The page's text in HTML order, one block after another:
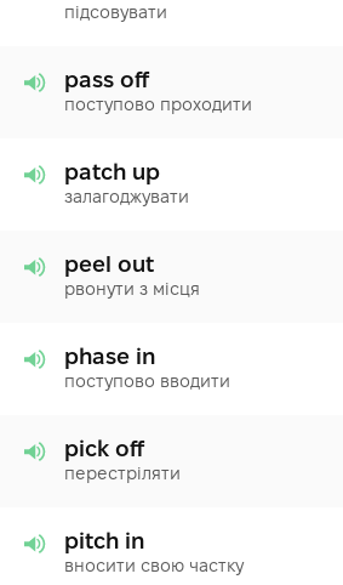
підсовувати
pass off
поступово проходити
patch up
залагоджувати
peel out
рвонути з місця
phase in
поступово вводити
pick off
перестріляти
pitch in
вносити свою частку